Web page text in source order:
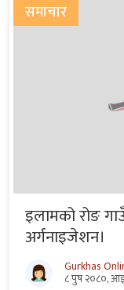
समाचार
इलामको रोङ
अर्गनाइजेशन।
Gurkhas
८ पुष २०८०,